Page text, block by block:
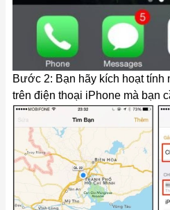
Bước 2: Bạn hãy kích hoạt tính
trên điện thoại iPhone mà bạn